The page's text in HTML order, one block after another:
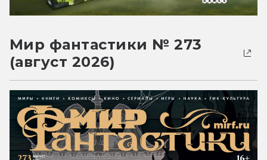
Мир фантастики № 273
(август 2026)